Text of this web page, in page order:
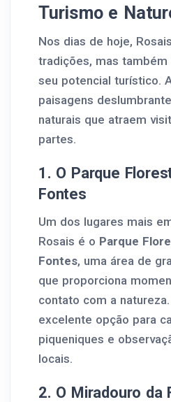
Turismo e
Nos dias de hoje,
tradições, mas
seu potencial turístico.
paisagens
naturais que atraem
partes.
1. O Parque
Fontes
Um dos lugares mais
Rosais é o Parque
Fontes, uma área de
que proporciona
contato com a
excelente opção para
piqueniques e
locais.
2. O Miradouro da